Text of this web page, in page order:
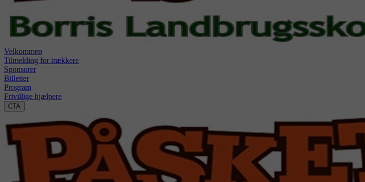
Velkommen
Tilmelding for trækkere
Sponsorer
Billetter
Program
Frivillige hjælpere
CTA